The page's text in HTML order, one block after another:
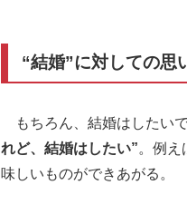
“結婚”に対しての思
もちろん、結婚はしたい
れど、結婚はしたい”。例え
味しいものができあがる。